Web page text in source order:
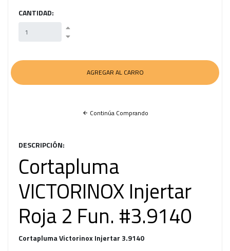
CANTIDAD:
Continúa Comprando
DESCRIPCIÓN:
Cortapluma
VICTORINOX Injertar
Roja 2 Fun. #3.9140
Cortapluma Victorinox Injertar 3.9140